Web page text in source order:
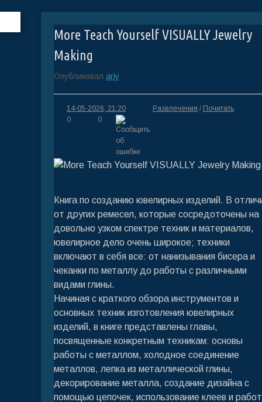
More Teach Yourself VISUALLY Jewelry
Making
Опубликовал ariy
14-05-2026, 21:20 Развлечения / Почитать
0
0
Книга по созданию ювелирных изделий. В
от других ремесел, которые сосредоточены на
довольно узком спектре техник и материалов,
ювелирное дело очень широкое; техники
включают в себя все: от нанизывания бисера и
чеканки по металлу до работы с различными
видами глины.
Начиная с краткого обзора инструментов и
основных техник изготовления ювелирных
изделий, в книге представлены главы,
посвященные конкретным техникам: основы
работы с металлом, холодное соединение
металлов, лепка из металлической глины,
декорирование металла, создание дизайна с
помощью цепочек, использование клеев и